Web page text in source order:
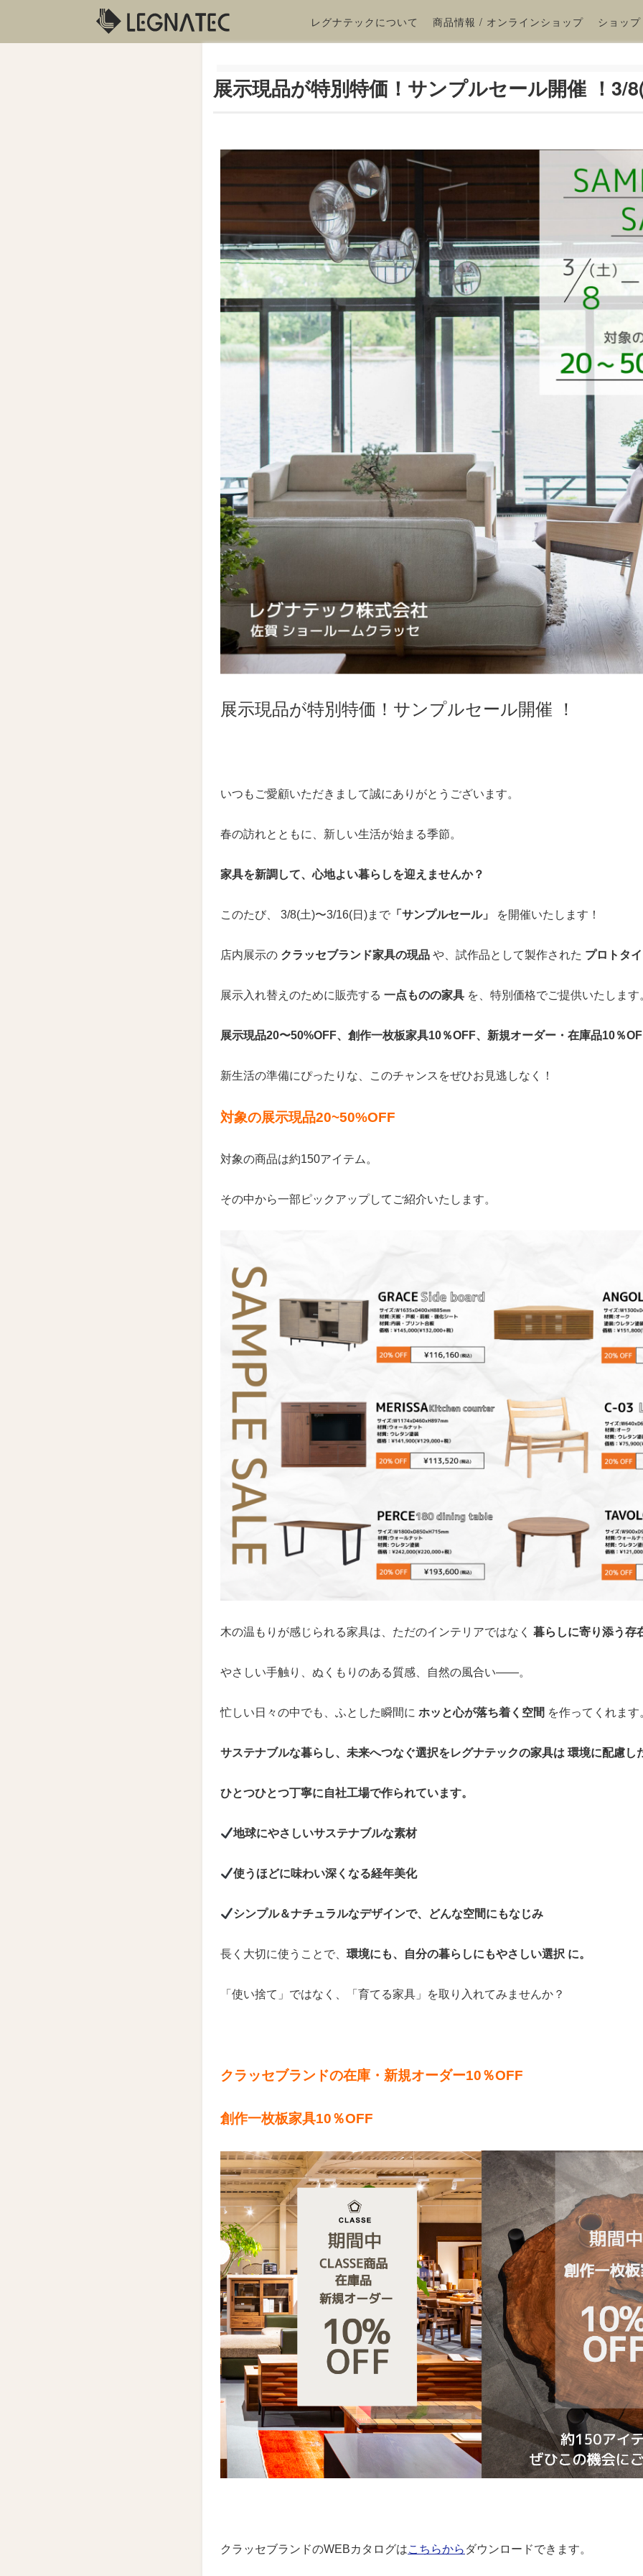
レグナテックについて 商品情報 / オンラインショップ ショップ
展示現品が特別特価！サンプルセール開催 ！3/
展示現品が特別特価！サンプルセール開催 ！
いつもご愛顧いただきまして誠にありがとうございます。
春の訪れとともに、新しい生活が始まる季節。
家具を新調して、心地よい暮らしを迎えませんか？
このたび、 3/8(土)〜3/16(日)まで 「サンプルセール」 を開催いたします！
店内展示の クラッセブランド家具の現品 や、試作品として製作された プロトタ
展示入れ替えのために販売する 一点ものの家具 を、特別価格でご提供いたします
展示現品20〜50%OFF、創作一枚板家具10％OFF、新規オーダー・在庫品10％
新生活の準備にぴったりな、このチャンスをぜひお見逃しなく！
対象の展示現品20~50%OFF
対象の商品は約150アイテム。
その中から一部ピックアップしてご紹介いたします。
木の温もりが感じられる家具は、ただのインテリアではなく 暮らしに寄り添う存
やさしい手触り、ぬくもりのある質感、自然の風合い——。
忙しい日々の中でも、ふとした瞬間に ホッと心が落ち着く空間 を作ってくれます
サステナブルな暮らし、未来へつなぐ選択をレグナテックの家具は 環境に配慮し
ひとつひとつ丁寧に自社工場で作られています。
地球にやさしいサステナブルな素材
使う ほどに味わい深くなる経年美化
シンプル＆ナチュラルなデザインで、どんな空間にもなじみ
長く大切に使うことで、 環境にも、自分の暮らしにもやさしい選択 に。
「使い捨て」ではなく、「育てる家具」を取り入れてみませんか？
クラッセブランドの在庫・新規オーダー10％OFF
創作一枚板家具10％OFF
クラッセブランドのWEBカタログはこちらから ダウンロードできます。